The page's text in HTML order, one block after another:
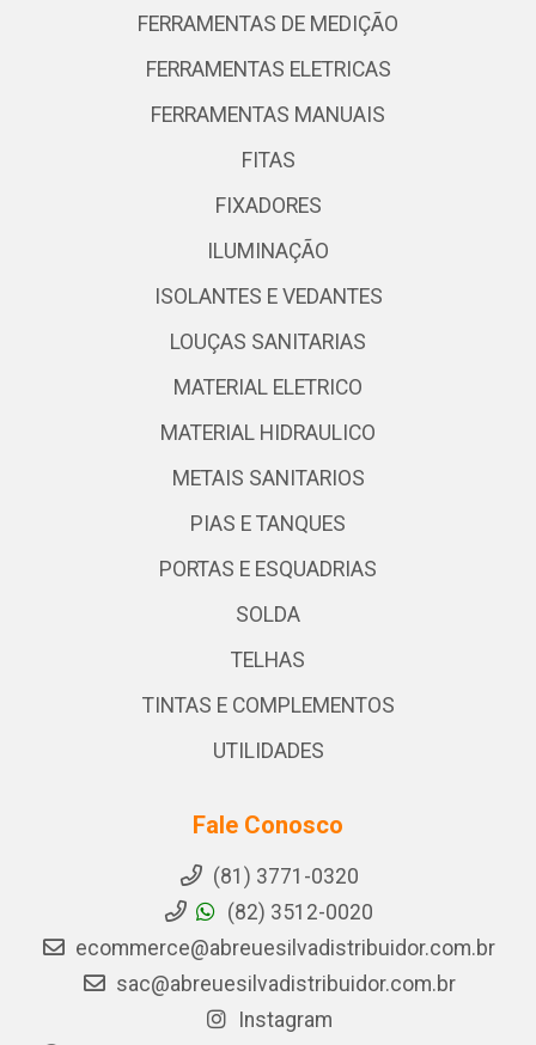
FERRAMENTAS DE MEDIÇÃO
FERRAMENTAS ELETRICAS
FERRAMENTAS MANUAIS
FITAS
FIXADORES
ILUMINAÇÃO
ISOLANTES E VEDANTES
LOUÇAS SANITARIAS
MATERIAL ELETRICO
MATERIAL HIDRAULICO
METAIS SANITARIOS
PIAS E TANQUES
PORTAS E ESQUADRIAS
SOLDA
TELHAS
TINTAS E COMPLEMENTOS
UTILIDADES
Fale Conosco
(81) 3771-0320
(82) 3512-0020
ecommerce@abreuesilvadistribuidor.com.br
sac@abreuesilvadistribuidor.com.br
Instagram